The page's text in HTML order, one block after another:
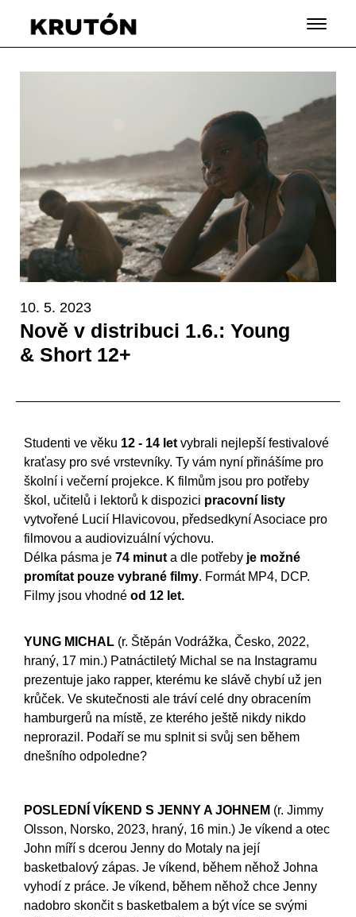
10. 5. 2023
Nově v distribuci 1.6.: Young
& Short 12+
Studenti ve věku 12 - 14 let vybrali nejlepší festivalové
kraťasy pro své vrstevníky. Ty vám nyní přinášíme pro
školní i večerní projekce. K filmům jsou pro potřeby
škol, učitelů i lektorů k dispozici pracovní listy
vytvořené Lucií Hlavicovou, předsedkyní Asociace pro
filmovou a audiovizuální výchovu.
Délka pásma je 74 minut a dle potřeby je možné
promítat pouze vybrané filmy. Formát MP4, DCP.
Filmy jsou vhodné od 12 let.
YUNG MICHAL (r. Štěpán Vodrážka, Česko, 2022,
hraný, 17 min.) Patnáctiletý Michal se na Instagramu
prezentuje jako rapper, kterému ke slávě chybí už jen
krůček. Ve skutečnosti ale tráví celé dny obracením
hamburgerů na místě, ze kterého ještě nikdy nikdo
neprorazil. Podaří se mu splnit si svůj sen během
dnešního odpoledne?
POSLEDNÍ VÍKEND S JENNY A JOHNEM (r. Jimmy
Olsson, Norsko, 2023, hraný, 16 min.) Je víkend a otec
John míří s dcerou Jenny do Motaly na její
basketbalový zápas. Je víkend, během něhož Johna
vyhodí z práce. Je víkend, během něhož chce Jenny
nadobro skončit s basketbalem a být více se svými